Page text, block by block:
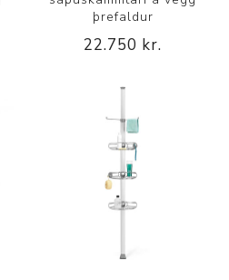
þrefaldur
22.750 kr.